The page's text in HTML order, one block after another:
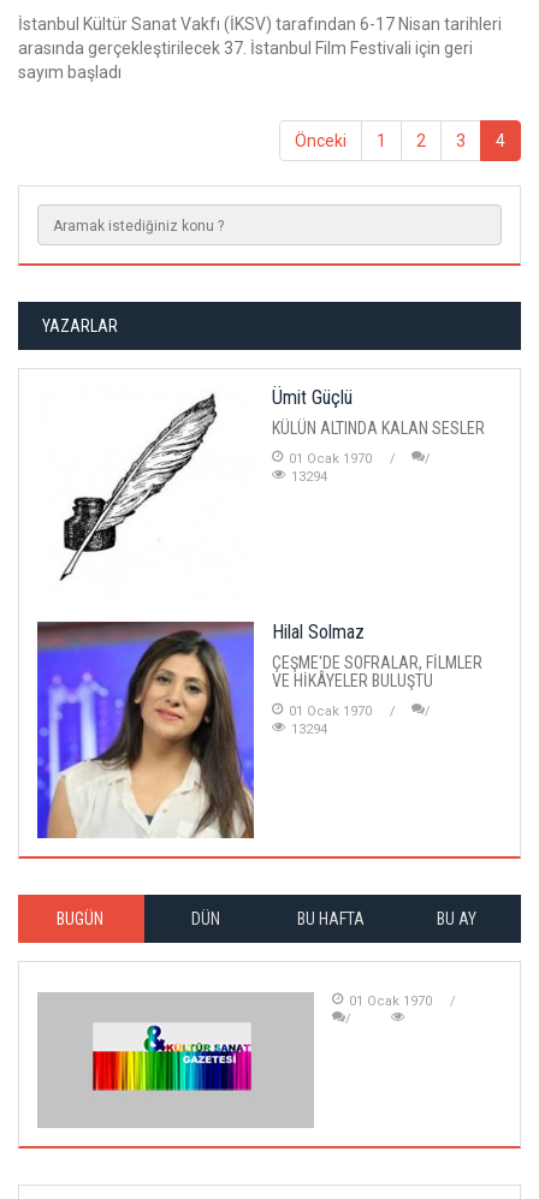
İstanbul Kültür Sanat Vakfı (İKSV) tarafından 6-17 Nisan tarihleri
arasında gerçekleştirilecek 37. İstanbul Film Festivali için geri
sayım başladı
Önceki 1 2 3 4
YAZARLAR
Ümit Güçlü
KÜLÜN ALTINDA KALAN SESLER
01 Ocak 1970
13294
Hilal Solmaz
ÇEŞME'DE SOFRALAR, FİLMLER
VE HİKÂYELER BULUŞTU
01 Ocak 1970
13294
BUGÜN DÜN BU HAFTA BU AY
01 Ocak 1970